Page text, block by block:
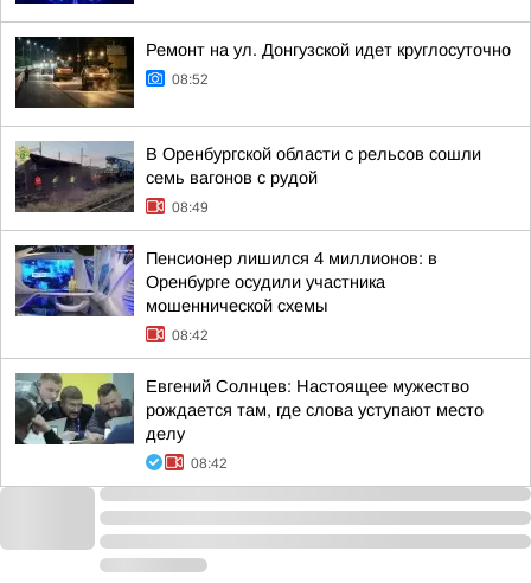
Ремонт на ул. Донгузской идет круглосуточно
08:52
В Оренбургской области с рельсов сошли
семь вагонов с рудой
08:49
Пенсионер лишился 4 миллионов: в
Оренбурге осудили участника
мошеннической схемы
08:42
Евгений Солнцев: Настоящее мужество
рождается там, где слова уступают место
делу
08:42